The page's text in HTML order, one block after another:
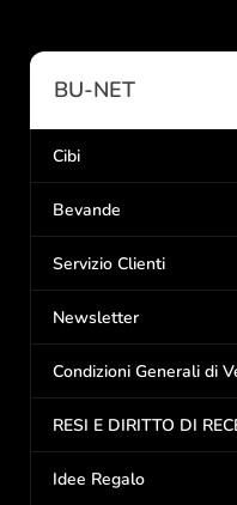
BU-NET
Cibi
Bevande
Servizio Clienti
Newsletter
Condizioni Generali di
RESI E DIRITTO DI
Idee Regalo